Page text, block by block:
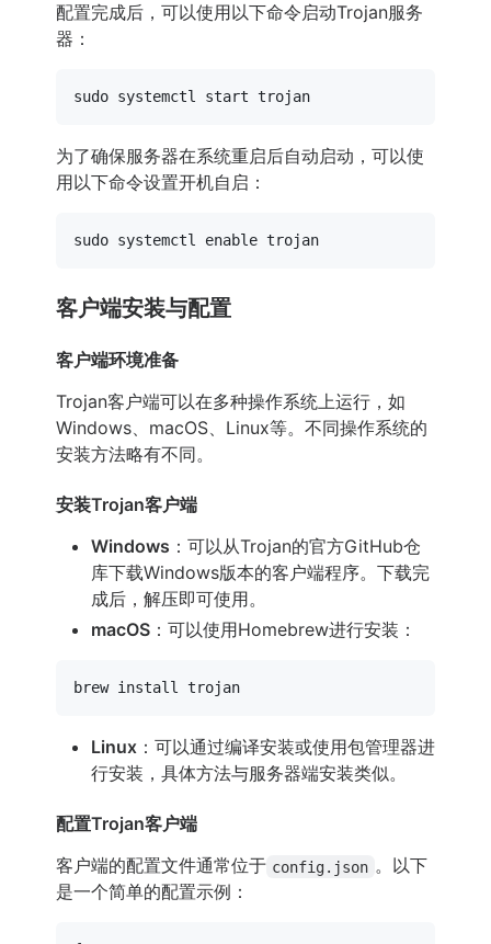
配置完成后，可以使用以下命令启动Trojan服务
器：
sudo
为了确保服务器在系统重启后自动启动，可以使
用以下命令设置开机自启：
sudo systemctl enable
客户端安装与配置
客户端环境准备
Trojan客户端可以在多种操作系统上运行，如
Windows、macOS、Linux等。不同操作系统的
安装方法略有不同。
安装Trojan客户端
Windows ：可以从Trojan的官方GitHub仓
库下载Windows版本的客户端程序。下载完
成后，解压即可使用。
macOS ：可以使用Homebrew进行安装：
Linux ：可以通过编译安装或使用包管理器进
行安装，具体方法与服务器端安装类似。
配置Trojan客户端
客户端的配置文件通常位于 config.json 。以下
是一个简单的配置示例：